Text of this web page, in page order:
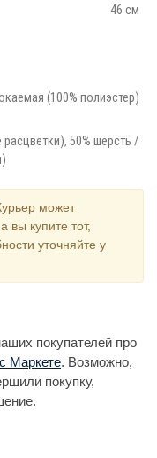
46 см
(100% полиэстер)
50% шерсть /
может
вы купите тот,
уточняйте у
покупателей про
Маркете. Возможно,
покупку,